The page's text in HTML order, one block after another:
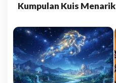
Kumpulan Kuis Menarik